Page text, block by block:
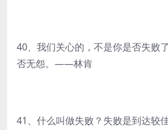
40、我们关心的，不是你是否失败
否无怨。——林肯
41、什么叫做失败？失败是到达较